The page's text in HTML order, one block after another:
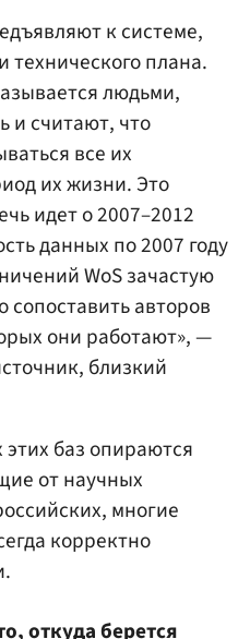
к системе,
технического плана.
людьми,
и считают, что
все их
их жизни. Это
идет о 2007–2012
данных по 2007 году
WoS зачастую
сопоставить авторов
они работают», —
близкий
баз опираются
от научных
многие
корректно
откуда берется